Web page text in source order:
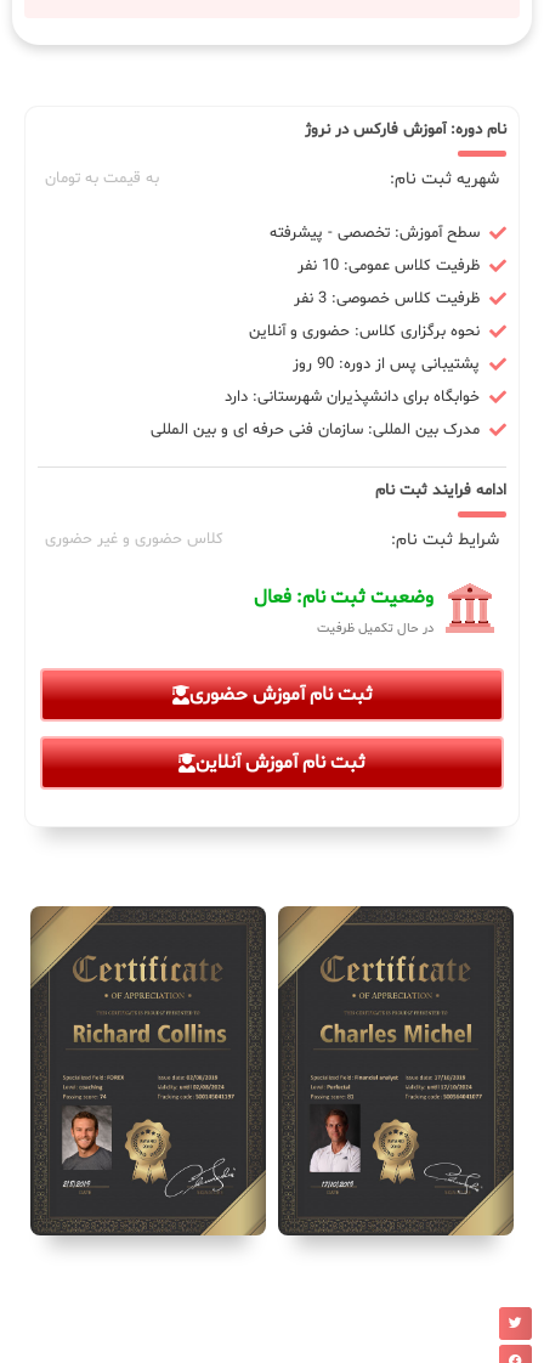
نام دوره: آموزش فارکس در نروژ
شهریه ثبت نام: به قیمت به تومان
سطح آموزش: تخصصی - پیشرفته
ظرفیت کلاس عمومی: 10 نفر
ظرفیت کلاس خصوصی: 3 نفر
نحوه برگزاری کلاس: حضوری و آنلاین
پشتیبانی پس از دوره: 90 روز
خوابگاه برای دانشپذیران شهرستانی: دارد
مدرک بین المللی: سازمان فنی حرفه ای و بین المللی
ادامه فرایند ثبت نام
شرایط ثبت نام: کلاس حضوری و غیر حضوری
وضعیت ثبت نام: فعال
در حال تکمیل ظرفیت
ثبت نام آموزش حضوری
ثبت نام آموزش آنلاین